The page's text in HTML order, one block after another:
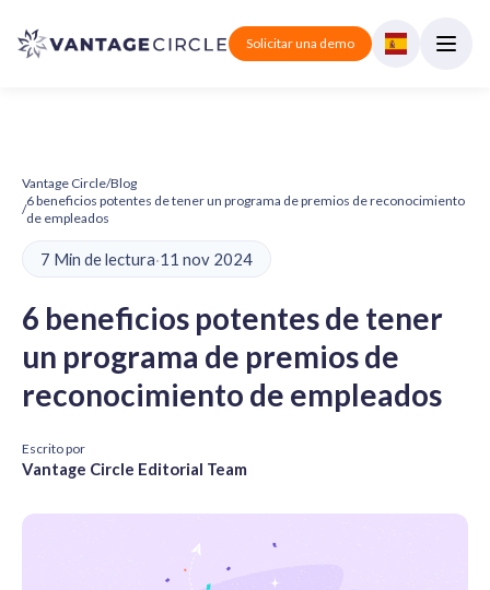
Solicitar una demo
Vantage Circle/Blog
/
6 beneficios potentes de tener un programa de premios de reconocimiento
de empleados
7 Min de lectura·11 nov 2024
6 beneficios potentes de tener
un programa de premios de
reconocimiento de empleados
Escrito por
Vantage Circle Editorial Team